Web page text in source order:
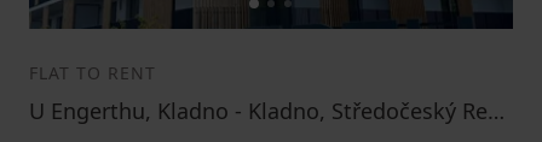
12 3
FLAT TO RENT
U Engerthu, Kladno - Kladno, Středočeský Region